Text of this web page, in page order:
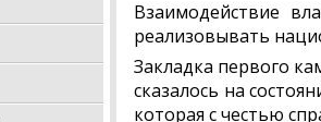
Взаимодействие
реализовывать
Закладка первого
сказалось на
которая с честью